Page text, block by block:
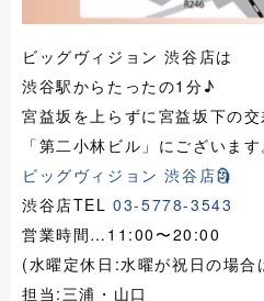
ビッグヴィジョン 渋谷店は
渋谷駅からたったの1分♪
宮益坂を上らずに宮益坂下の
「第二小林ビル」にございます
ビッグヴィジョン 渋谷店🗿
渋谷店TEL03-5778-3543
営業時間…11:00〜20:00
(水曜定休日:水曜が祝日の場合
担当:三浦・山口